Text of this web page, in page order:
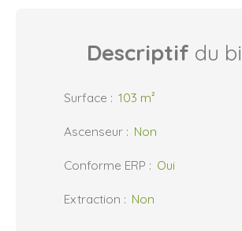
Descriptif du
Surface : 103 m²
Ascenseur : Non
Conforme ERP : Oui
Extraction : Non